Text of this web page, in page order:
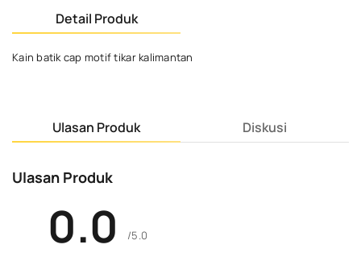
Detail Produk
Kain batik cap motif tikar kalimantan
Ulasan Produk Diskusi
Ulasan Produk
0.0 /5.0